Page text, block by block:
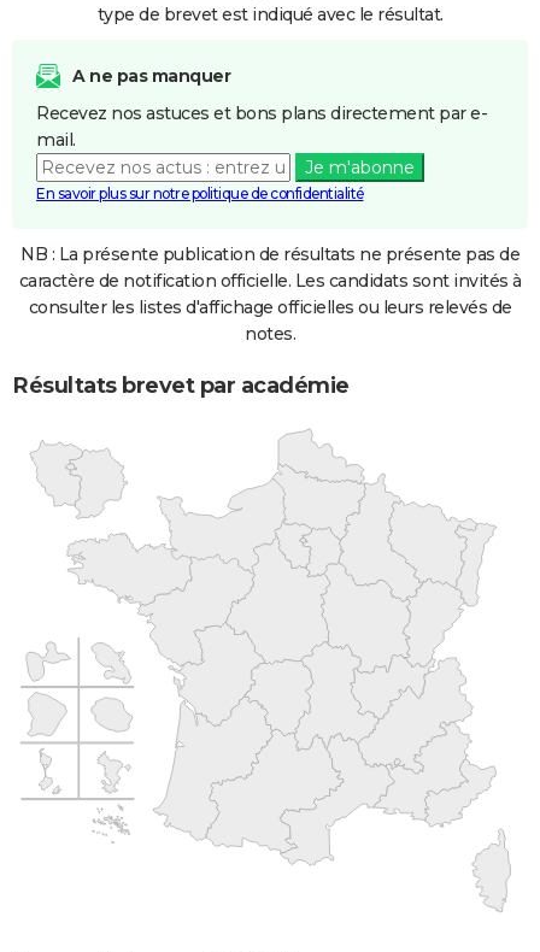
type de brevet est indiqué avec le résultat.
A ne pas manquer
Recevez nos astuces et bons plans directement par e-
mail.
Je m'abonne
En savoir plus sur notre politique de confidentialité
NB : La présente publication de résultats ne présente pas de
caractère de notification officielle. Les candidats sont invités à
consulter les listes d'affichage officielles ou leurs relevés de
notes.
Résultats brevet par académie